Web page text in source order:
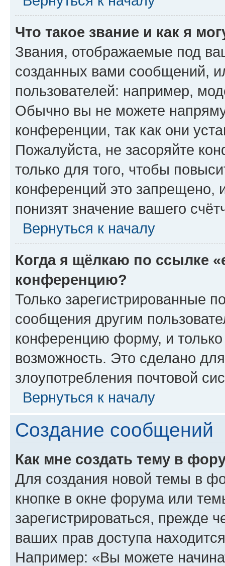
Что такое звание и как я
Звания, отображаемые под
созданных вами сообщений,
пользователей: например,
Обычно вы не можете
конференции, так как они
Пожалуйста, не засоряйте
только для того, чтобы
конференций это запрещено,
понизят значение вашего
Вернуться к началу
Когда я щёлкаю по ссылке
конференцию?
Только зарегистрированные
сообщения другим
конференцию форму, и
возможность. Это сделано
злоупотребления почтовой
Вернуться к началу
Создание сообщений
Как мне создать тему в
Для создания новой темы в
кнопке в окне форума или
зарегистрироваться, прежде
ваших прав доступа
Например: «Вы можете